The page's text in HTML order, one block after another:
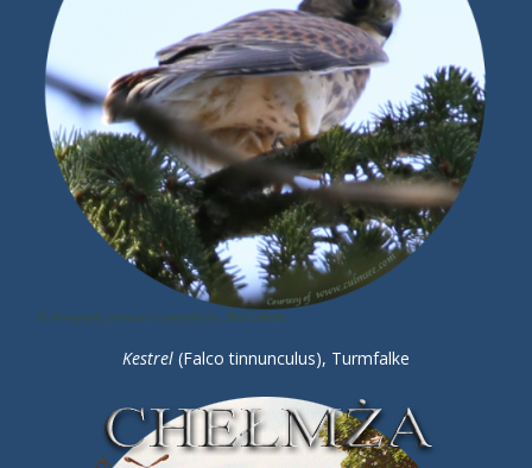
Kestrel (Falco tinnunculus), Turmfalke